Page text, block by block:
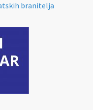
branitelja